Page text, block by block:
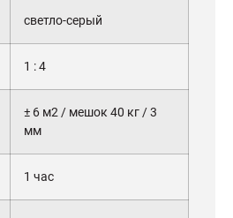
светло-серый
1 : 4
± 6 м2 / мешок 40 кг / 3
мм
1 час